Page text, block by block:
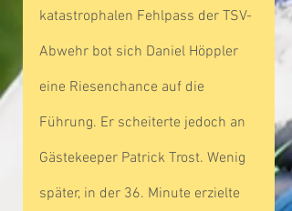
katastrophalen Fehlpass der TSV-
Abwehr bot sich Daniel Höppler
eine Riesenchance auf die
Führung. Er scheiterte jedoch an
Gästekeeper Patrick Trost. Wenig
später, in der 36. Minute erzielte